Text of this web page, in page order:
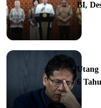
BI,
Utang
6